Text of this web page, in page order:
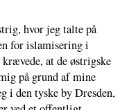
hvor jeg talte på
for islamisering i
at de østrigske
på grund af mine
i den tyske by Dresden,